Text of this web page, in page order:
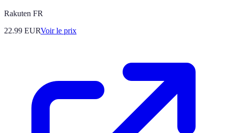
Rakuten FR
22.99 EURVoir le prix